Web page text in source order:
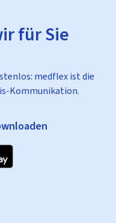
für Sie
medflex ist die
Kommunikation.